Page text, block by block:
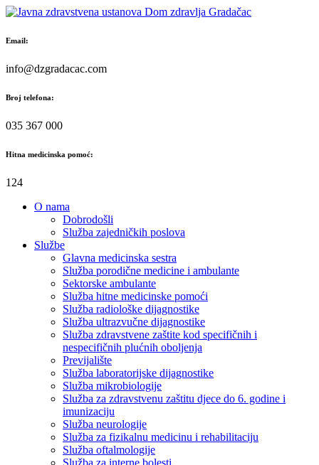
Skip
content
Email:
info@dzgradacac.com
Broj telefona:
035 367 000
Hitna medicinska pomoć:
124
O nama
Dobrodošli
Služba zajedničkih poslova
Službe
Glavna medicinska sestra
Služba porodične medicine i ambulante
Sektorske ambulante
Služba hitne medicinske pomoći
Služba radiološke dijagnostike
Služba ultrazvučne dijagnostike
Služba zdravstvene zaštite kod specifičnih i
nespecifičnih plućnih oboljenja
Previjalište
Služba laboratorijske dijagnostike
Služba mikrobiologije
Služba za zdravstvenu zaštitu djece do 6. godine i
imunizaciju
Služba neurologije
Služba za fizikalnu medicinu i rehabilitaciju
Služba oftalmologije
Služba za interne bolesti